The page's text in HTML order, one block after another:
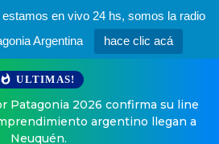
en vivo 24 hs, somos la radio
Argentina
hace clic acá
ULTIMAS!
Patagonia 2026 confirma su line
argentino llegan a
Neuquén.